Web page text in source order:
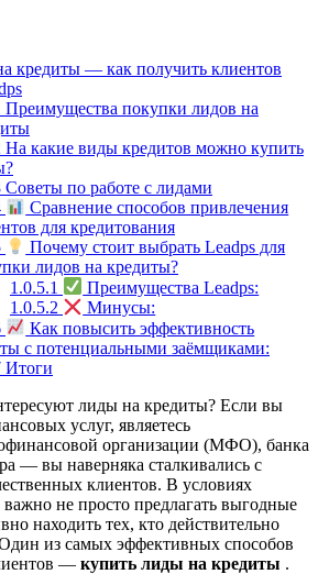
кредиты — как получить клиентов
Преимущества покупки лидов на
На какие виды кредитов можно купить
Советы по работе с лидами
Сравнение способов привлечения
для кредитования
Почему стоит выбрать Leadps для
лидов на кредиты?
1.0.5.1
Преимущества Leadps:
1.0.5.2
Минусы:
Как повысить эффективность
с потенциальными заёмщиками:
Итоги
лиды на кредиты? Если вы
услуг, являетесь
организации (МФО), банка
— вы наверняка сталкивались с
клиентов. В условиях
не просто предлагать выгодные
находить тех, кто действительно
из самых эффективных способов
— купить лиды на кредиты .